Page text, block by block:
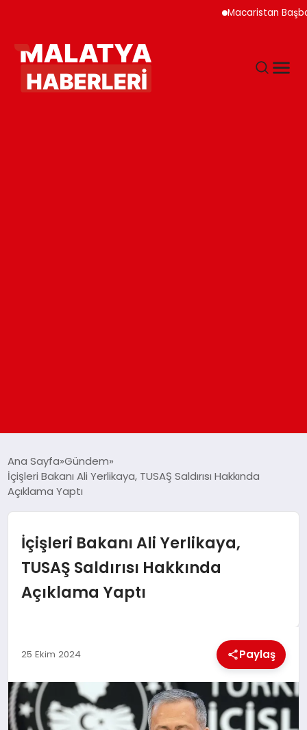
Macaristan
GÜNDEM
DÜNYA
EĞITIM
MAGAZIN
SAĞLIK
Ana Sayfa Gündem
İçişleri Bakanı Ali Yerlikaya, TUSAŞ Saldırısı Hakkında
Açıklama Yaptı
İçişleri Bakanı Ali Yerlikaya,
TUSAŞ Saldırısı Hakkında
Açıklama Yaptı
25 Ekim 2024 Paylaş